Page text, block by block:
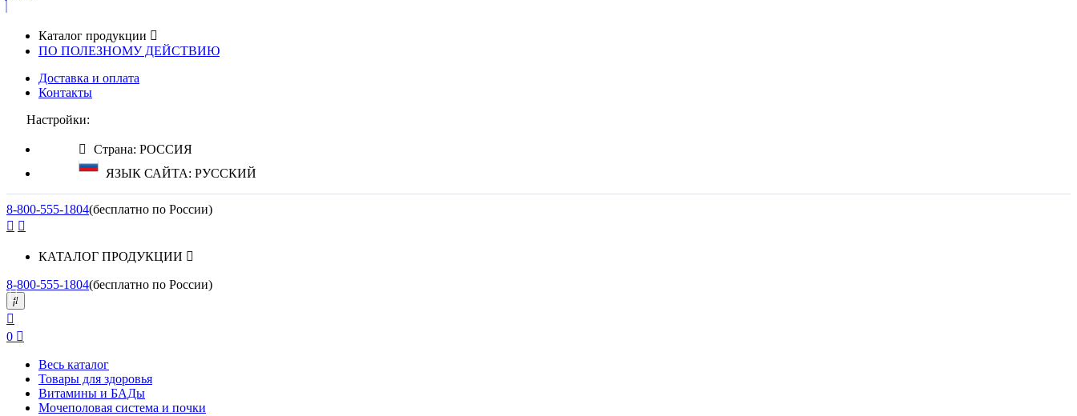
Каталог продукции
ПО ПОЛЕЗНОМУ ДЕЙСТВИЮ
Доставка и оплата
Контакты
Настройки:
Страна: РОССИЯ
ЯЗЫК САЙТА: РУССКИЙ
8-800-555-1804(бесплатно по России)
КАТАЛОГ ПРОДУКЦИИ
8-800-555-1804(бесплатно по России)
0
Весь каталог
Товары для здоровья
Витамины и БАДы
Мочеполовая система и почки